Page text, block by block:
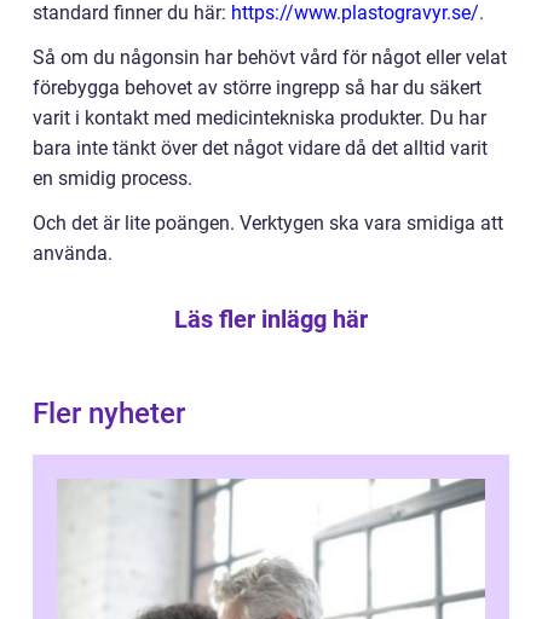
standard finner du här: https://www.plastogravyr.se/.
Så om du någonsin har behövt vård för något eller velat
förebygga behovet av större ingrepp så har du säkert
varit i kontakt med medicintekniska produkter. Du har
bara inte tänkt över det något vidare då det alltid varit
en smidig process.
Och det är lite poängen. Verktygen ska vara smidiga att
använda.
Läs fler inlägg här
Fler nyheter